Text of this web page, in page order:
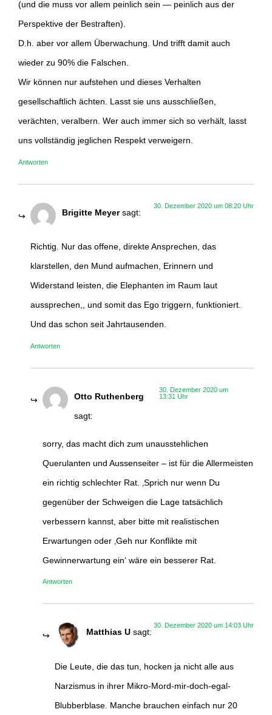
(und die muss vor allem peinlich sein — peinlich aus der
Perspektive der Bestraften).
D.h. aber vor allem Überwachung. Und trifft damit auch
wieder zu 90% die Falschen.
Wir können nur aufstehen und dieses Verhalten
gesellschaftlich ächten. Lasst sie uns ausschließen,
verächten, veralbern. Wer auch immer sich so verhält, lasst
uns vollständig jeglichen Respekt verweigern.
Antworten
Brigitte Meyer sagt:
30. Dezember 2020 um 08:20 Uhr
Richtig. Nur das offene, direkte Ansprechen, das
klarstellen, den Mund aufmachen, Erinnern und
Widerstand leisten, die Elephanten im Raum laut
aussprechen,, und somit das Ego triggern, funktioniert.
Und das schon seit Jahrtausenden.
Antworten
Otto Ruthenberg
sagt:
30. Dezember 2020 um
13:31 Uhr
sorry, das macht dich zum unausstehlichen
Querulanten und Aussenseiter – ist für die Allermeisten
ein richtig schlechter Rat. ‚Sprich nur wenn Du
gegenüber der Schweigen die Lage tatsächlich
verbessern kannst, aber bitte mit realistischen
Erwartungen oder ‚Geh nur Konflikte mit
Gewinnerwartung ein‘ wäre ein besserer Rat.
Antworten
Matthias U sagt:
30. Dezember 2020 um 14:03 Uhr
Die Leute, die das tun, hocken ja nicht alle aus
Narzismus in ihrer Mikro-Mord-mir-doch-egal-
Blubberblase. Manche brauchen einfach nur 20